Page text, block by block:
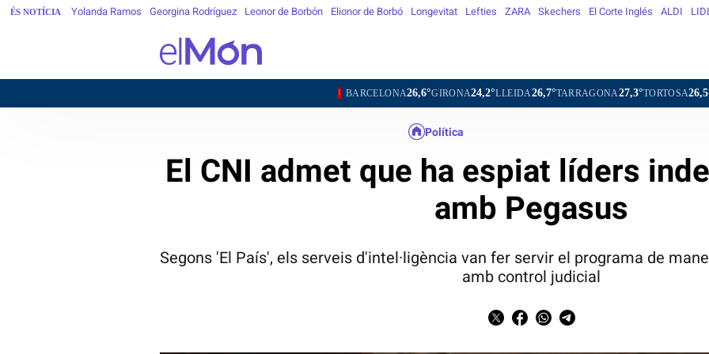
ÉS NOTÍCIA Yolanda Ramos Georgina Rodríguez Leonor de Borbón Elionor de Borbó Longevitat Lefties ZARA Skechers El Corte Inglés ALDI
BARCELONA26,6°GIRONA24,2°LLEIDA26,7°TARRAGONA27,3°TORTOSA26,5°MATARÓ
Política
El CNI admet que ha espiat líders
amb Pegasus
Segons 'El País', els serveis d'intel·ligència van fer servir el programa de
amb control judicial